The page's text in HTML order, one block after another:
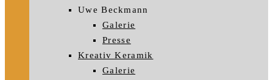
Uwe Beckmann
Galerie
Presse
Kreativ Keramik
Galerie